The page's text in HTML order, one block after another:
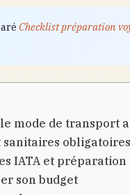
Checklist préparation
mode de transport
obligatoires
IATA et préparation
son budget